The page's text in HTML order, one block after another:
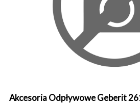
Akcesoria Odpływowe Geberit